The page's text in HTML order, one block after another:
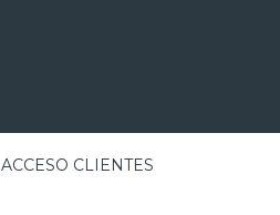
ACCESO CLIENTES